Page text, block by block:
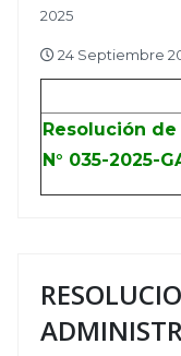
2025
24 Septiembre
Resolución
N° 035-2025-